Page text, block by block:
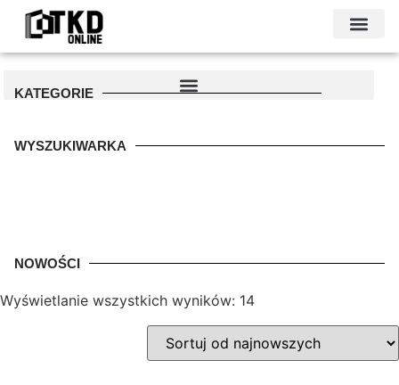
KATEGORIE
WYSZUKIWARKA
NOWOŚCI
Wyświetlanie wszystkich wyników: 14